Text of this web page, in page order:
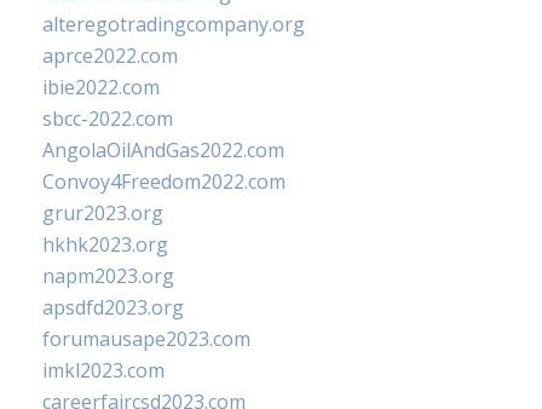
alteregotradingcompany.org
aprce2022.com
ibie2022.com
sbcc-2022.com
AngolaOilAndGas2022.com
Convoy4Freedom2022.com
grur2023.org
hkhk2023.org
napm2023.org
apsdfd2023.org
forumausape2023.com
imkl2023.com
careerfaircsd2023.com